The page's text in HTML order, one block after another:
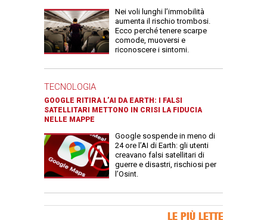
Nei voli lunghi l’immobilità
aumenta il rischio trombosi.
Ecco perché tenere scarpe
comode, muoversi e
riconoscere i sintomi.
TECNOLOGIA
GOOGLE RITIRA L’AI DA EARTH: I FALSI
SATELLITARI METTONO IN CRISI LA FIDUCIA
NELLE MAPPE
Google sospende in meno di
24 ore l’AI di Earth: gli utenti
creavano falsi satellitari di
guerre e disastri, rischiosi per
l’Osint.
LE PIÙ LETTE